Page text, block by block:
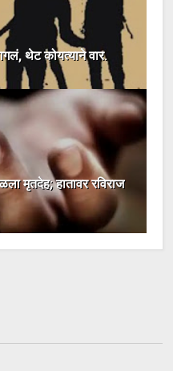
थेट कोयत्याने वार.
मृतदेह; हातावर रविराज